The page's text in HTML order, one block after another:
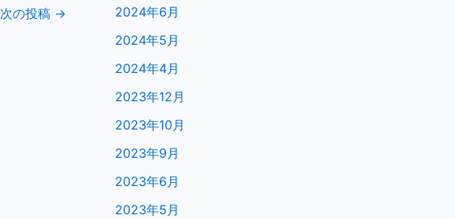
次の投稿 →
2024年6月
2024年5月
2024年4月
2023年12月
2023年10月
2023年9月
2023年6月
2023年5月